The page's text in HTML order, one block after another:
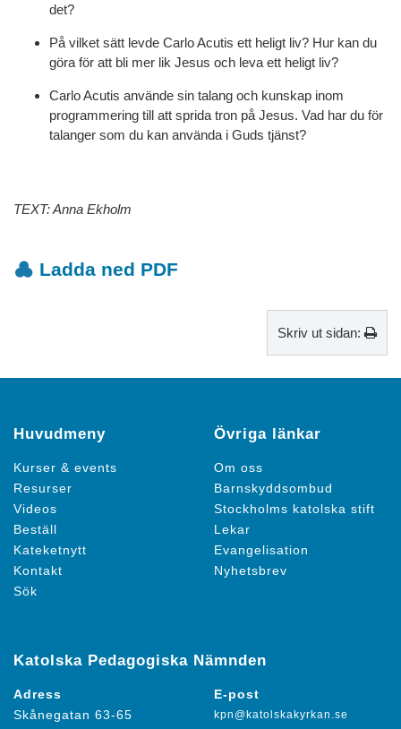
det?
På vilket sätt levde Carlo Acutis ett heligt liv? Hur kan du
göra för att bli mer lik Jesus och leva ett heligt liv?
Carlo Acutis använde sin talang och kunskap inom
programmering till att sprida tron på Jesus. Vad har du för
talanger som du kan använda i Guds tjänst?
TEXT: Anna Ekholm
Ladda ned PDF
Skriv ut sidan:
Huvudmeny
Kurser & events
Resurser
Videos
Beställ
Kateketnytt
Kontakt
Sök
Övriga länkar
Om oss
Barnskyddsombud
Stockholms katolska stift
Lekar
Evangelisation
Nyhetsbrev
Katolska Pedagogiska Nämnden
Adress
Skånegatan 63-65
E-post
kpn@katolskakyrkan.se